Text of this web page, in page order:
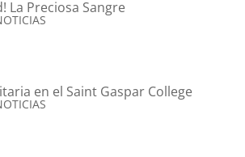
La Preciosa Sangre
en el Saint Gaspar College